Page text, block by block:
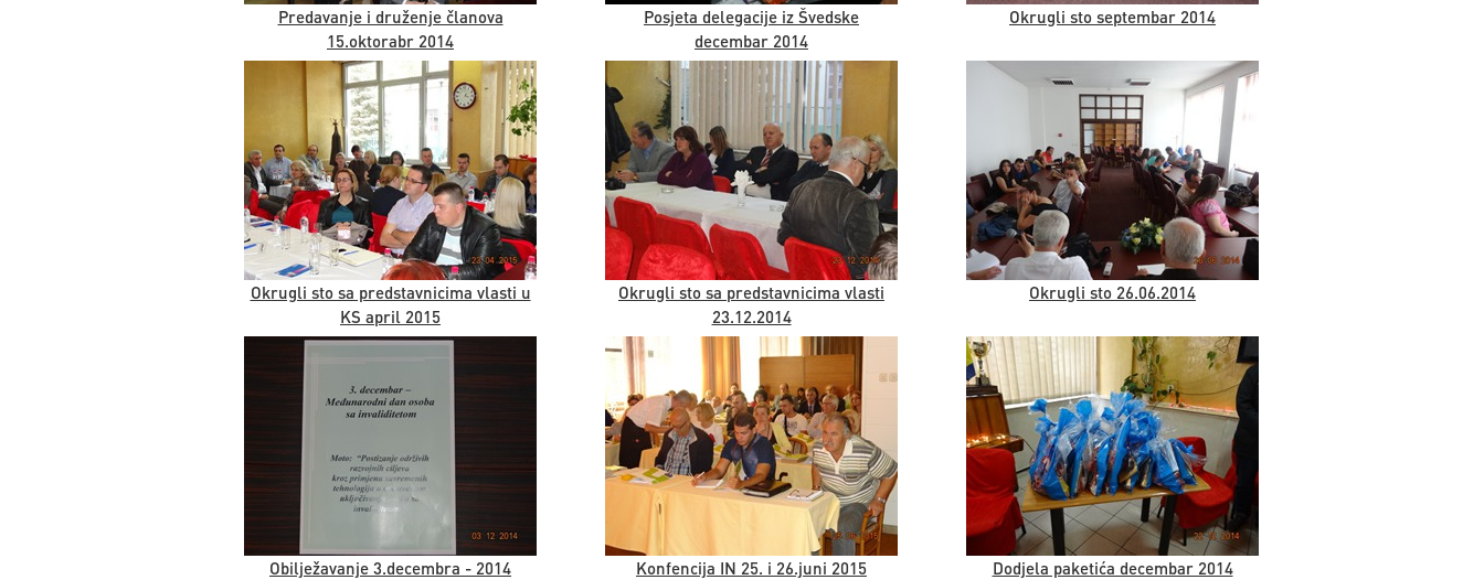
Predavanje i druženje članova
15.oktorabr 2014
Posjeta delegacije iz Švedske
decembar 2014
Okrugli sto septembar 2014
Okrugli sto sa predstavnicima vlasti u
KS april 2015
Okrugli sto sa predstavnicima vlasti
23.12.2014
Okrugli sto 26.06.2014
Obilježavanje 3.decembra - 2014 Konfencija IN 25. i 26.juni 2015 Dodjela paketića decembar 2014